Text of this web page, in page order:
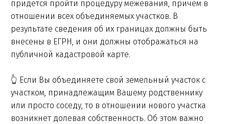
придётся пройти процедуру межевания, причём в
отношении всех объединяемых участков. В
результате сведения об их границах должны быть
внесены в ЕГРН, и они должны отображаться на
публичной кадастровой карте.
👆 Если Вы объединяете свой земельный участок с
участком, принадлежащим Вашему родственнику
или просто соседу, то в отношении нового участка
возникнет долевая собственность. Об этом важно